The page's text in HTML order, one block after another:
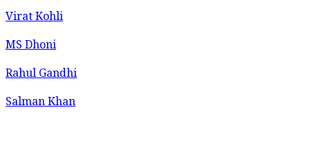
Virat Kohli
MS Dhoni
Rahul Gandhi
Salman Khan